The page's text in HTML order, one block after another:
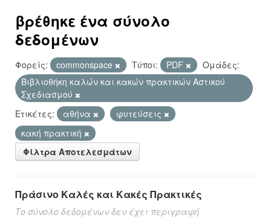
βρέθηκε ένα σύνολο
δεδομένων
Φορείς: commonspace Τύποι: PDF
Ομάδες:
Βιβλιοθήκη καλών και κακών πρακτικών Αστικού
Σχεδιασμού
Ετικέτες:
αθήνα
φυτεύσεις
κακή πρακτική
Φίλτρα Αποτελεσμάτων
Πράσινο Καλές και Κακές Πρακτικές
Το σύνολο δεδομένων δεν έχει περιγραφή